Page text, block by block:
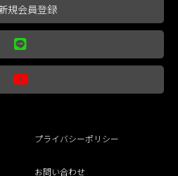
規会員登録
プライバシーポリシー
お問い合わせ